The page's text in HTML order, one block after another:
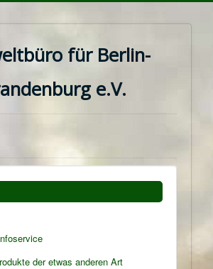
für Berlin-
e.V.
der etwas anderen Art